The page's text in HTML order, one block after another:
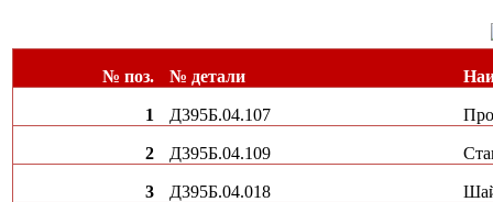
№ поз. № детали
1 Д395Б.04.107
2 Д395Б.04.109
3 Д395Б.04.018